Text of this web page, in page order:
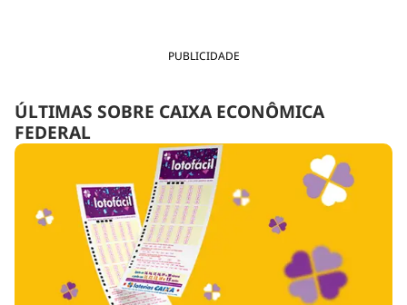
PUBLICIDADE
ÚLTIMAS SOBRE CAIXA ECONÔMICA
FEDERAL